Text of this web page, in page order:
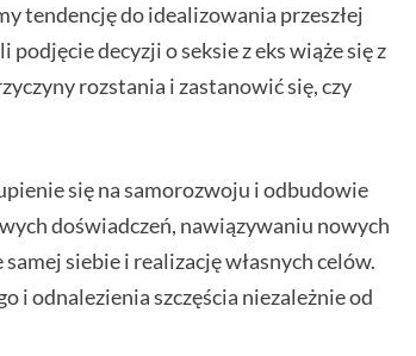
tendencję do idealizowania przeszłej
decyzji o seksie z eks wiąże się z
rozstania i zastanowić się, czy
się na samorozwoju i odbudowie
doświadczeń, nawiązywaniu nowych
siebie i realizację własnych celów.
i odnalezienia szczęścia niezależnie od